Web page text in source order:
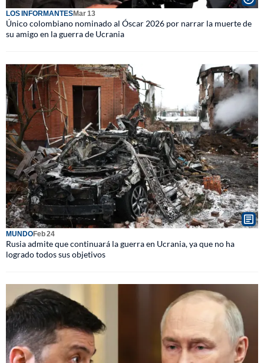
LOS INFORMANTESMar 13
Único colombiano nominado al Óscar 2026 por narrar la muerte de
su amigo en la guerra de Ucrania
MUNDOFeb 24
Rusia admite que continuará la guerra en Ucrania, ya que no ha
logrado todos sus objetivos